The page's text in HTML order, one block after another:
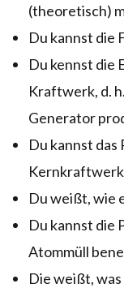
(theoretisch)
Du kannst die
Du kennst die
Kraftwerk, d.
Generator
Du kannst
Du weißt, wie
Du kannst die
Atommüll
Die weißt,